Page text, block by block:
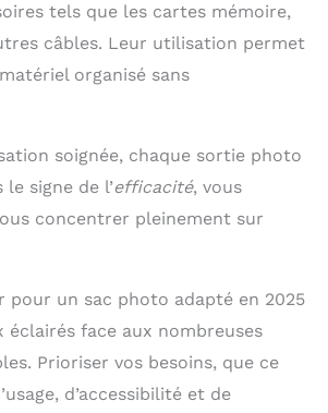
tels que les cartes mémoire,
câbles. Leur utilisation permet
organisé sans
soignée, chaque sortie photo
le signe de l’efficacité, vous
concentrer pleinement sur
pour un sac photo adapté en 2025
éclairés face aux nombreuses
Prioriser vos besoins, que ce
d’accessibilité et de